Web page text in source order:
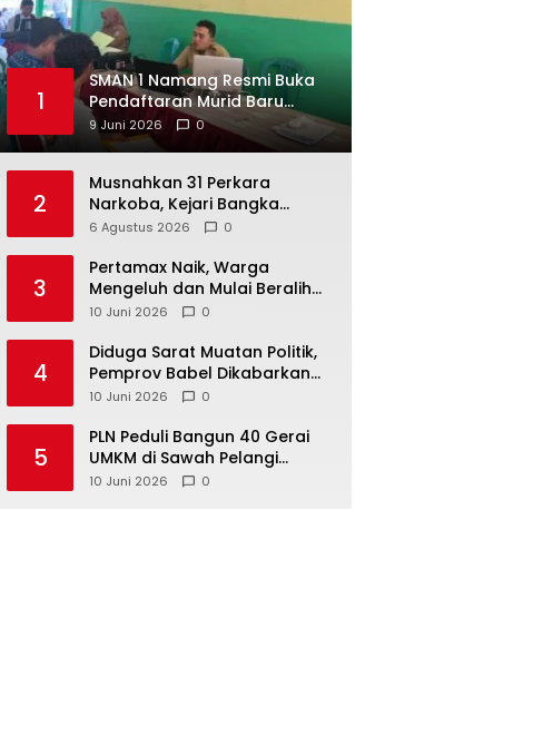
1
SMAN 1 Namang Resmi Buka
Pendaftaran Murid Baru
2026/2027
9 Juni 2026 0
2
Musnahkan 31 Perkara
Narkoba, Kejari Bangka
Tengah Tegaskan Komitmen
Tuntas
6 Agustus 2026 0
3
‎Pertamax Naik, Warga
Mengeluh dan Mulai Beralih
ke Pertalite Meski Harus Antre
10 Juni 2026 0
4
‎Diduga Sarat Muatan Politik,
Pemprov Babel Dikabarkan
Lakukan Rotasi Besar-
10 Juni 2026 0
5
‎PLN Peduli Bangun 40 Gerai
UMKM di Sawah Pelangi
Namang, Dorong
10 Juni 2026 0